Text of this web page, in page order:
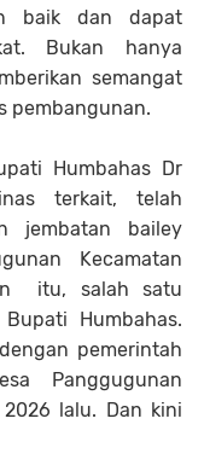
baik dan dapat
Bukan hanya
semangat
pembangunan.
Humbahas Dr
terkait, telah
jembatan bailey
Kecamatan
itu, salah satu
Humbahas.
pemerintah
Panggugunan
lalu. Dan kini